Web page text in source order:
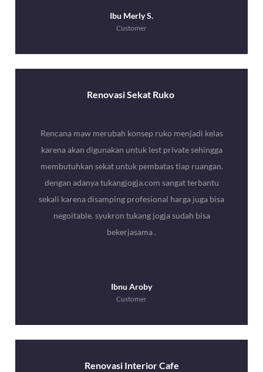
Ibu Merly S.
Customer
Renovasi Sekat Ruko
Rencana maw merubah konsep ruko menjadi kelas
karena akan digunakan untuk lest private sehingga
membutuhkan sekat untuk pembatas tiap ruangan.
dengan adanya tukangjogja.com sangat terbantu
sekali karena disamping profesional harga juga bisa
negoitable. syukron tukang jogja sudah bisa
bekerjasama .
Ibnu Aroby
Customer
Renovasi Interior Cafe